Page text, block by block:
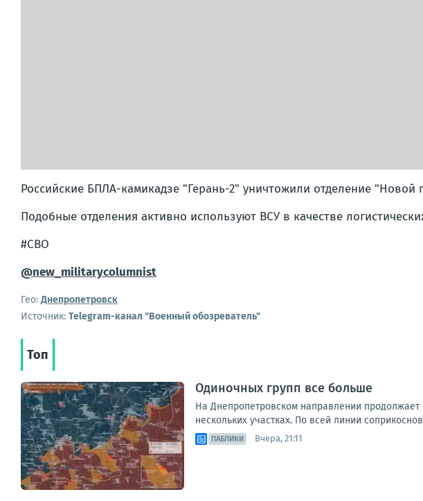
Российские БПЛА-камикадзе "Герань-2" уничтожили отделение "Новой
Подобные отделения активно используют ВСУ в качестве
#СВО
@new_militarycolumnist
Гео:Днепропетровск
Источник: Telegram-канал "Военный обозреватель"
Топ
Одиночных групп все больше
На Днепропетровском направлении
нескольких участках. По всей линии
ПАБЛИКИ Вчера, 21:11